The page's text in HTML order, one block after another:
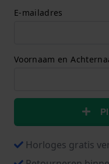
E-mailadres
Voornaam en
Horloges gratis